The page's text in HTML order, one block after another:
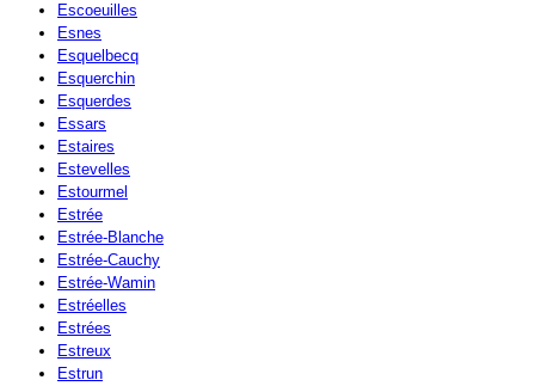
Escoeuilles
Esnes
Esquelbecq
Esquerchin
Esquerdes
Essars
Estaires
Estevelles
Estourmel
Estrée
Estrée-Blanche
Estrée-Cauchy
Estrée-Wamin
Estréelles
Estrées
Estreux
Estrun